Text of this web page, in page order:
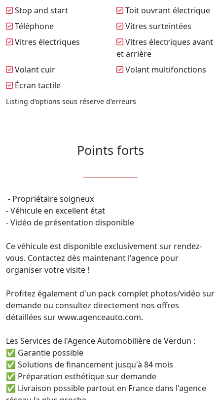
Stop and start
Toit ouvrant électrique
Téléphone
Vitres surteintées
Vitres électriques
Vitres électriques avant
et arrière
Volant cuir
Volant multifonctions
Écran tactile
Listing d'options sous réserve d'erreurs
Points forts
- Véhicule en excellent état
- Vidéo de présentation disponible
Ce véhicule est disponible exclusivement sur rendez-
vous. Contactez dès maintenant l'agence pour
organiser votre visite !
Profitez également d'un pack complet photos/vidéo sur
demande ou consultez directement nos offres
détaillées sur www.agenceauto.com.
Les Services de l'Agence Automobilière de Verdun :
✅ Garantie possible
✅ Solutions de financement jusqu'à 84 mois
✅ Préparation esthétique sur demande
✅ Livraison possible partout en France dans l'agence